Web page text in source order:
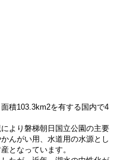
積103.3km2を有する国内で4
より磐梯朝日国立公園の主要
んがい用、水道用の水源とし
となっています。